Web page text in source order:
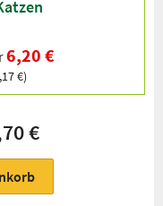
6,20 €
€)
€